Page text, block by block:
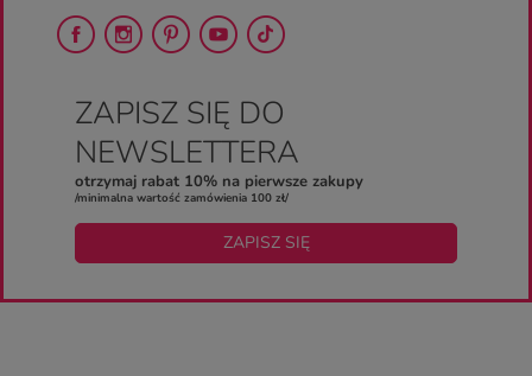
ZAPISZ SIĘ DO
NEWSLETTERA
otrzymaj rabat 10% na pierwsze zakupy
/minimalna wartość zamówienia 100 zł/
ZAPISZ SIĘ